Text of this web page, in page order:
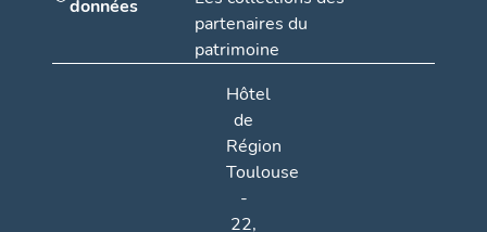
données
partenaires du
patrimoine
Hôtel
de
Région
Toulouse
-
22,